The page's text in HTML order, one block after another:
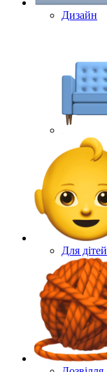
Дизайн
Для дітей